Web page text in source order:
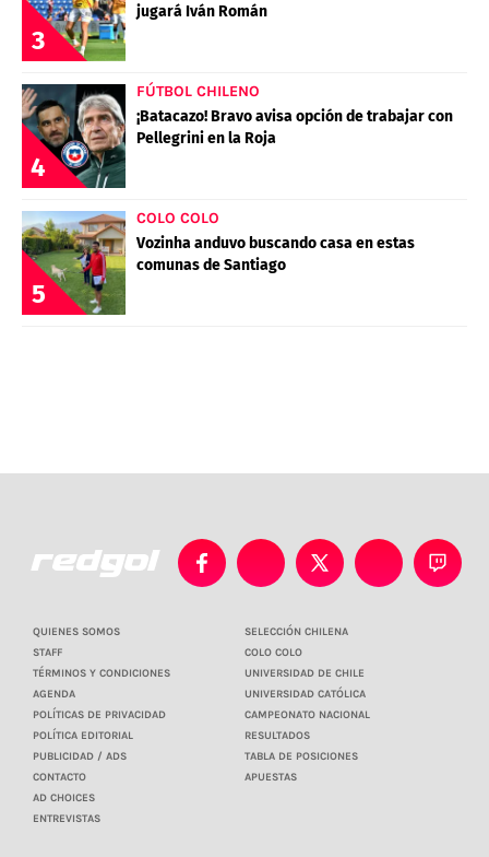
3
jugará Iván Román
4
FÚTBOL CHILENO
¡Batacazo! Bravo avisa opción de trabajar con
Pellegrini en la Roja
5
COLO COLO
Vozinha anduvo buscando casa en estas
comunas de Santiago
QUIENES SOMOS
STAFF
TÉRMINOS Y CONDICIONES
AGENDA
POLÍTICAS DE PRIVACIDAD
POLÍTICA EDITORIAL
PUBLICIDAD / ADS
CONTACTO
AD CHOICES
ENTREVISTAS
SELECCIÓN CHILENA
COLO COLO
UNIVERSIDAD DE CHILE
UNIVERSIDAD CATÓLICA
CAMPEONATO NACIONAL
RESULTADOS
TABLA DE POSICIONES
APUESTAS